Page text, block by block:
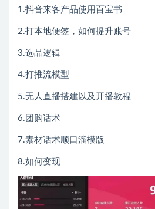
1.抖音来客产品使用百宝书
2.打本地便签，如何提升账号
3.选品逻辑
4.打推流模型
5.无人直播搭建以及开播教程
6.团购话术
7.素材话术顺口溜模版
8.如何变现